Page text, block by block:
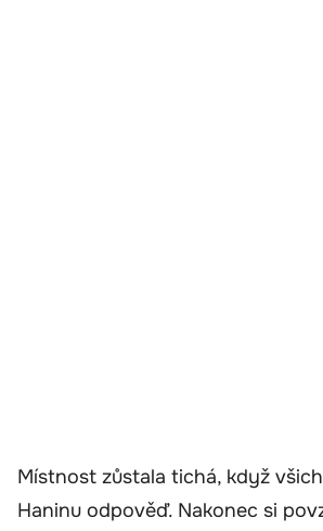
Místnost zůstala tichá, když
Haninu odpověď. Nakonec si